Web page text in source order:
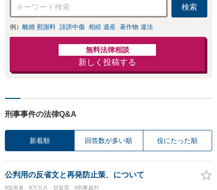
検索
例） 離婚 慰謝料 誹謗中傷 相続 遺産 著作物 違法
無料法律相談
新しく投稿する
刑事事件の法律Q&A
新着順 回答数が多い順 役にたった順
公判用の反省文と再発防止策、について
#加害者 #万引き・窃盗罪 #刑事裁判